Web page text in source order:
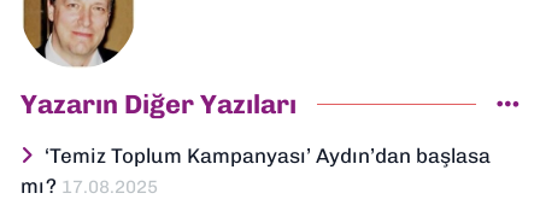
Yazarın Diğer Yazıları
‘Temiz Toplum Kampanyası’ Aydın’dan başlasa
mı? 17.08.2025